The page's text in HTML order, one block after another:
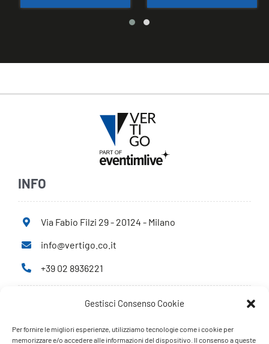
Gestisci Consenso Cookie
Per fornire le migliori esperienze, utilizziamo tecnologie come i cookie per
memorizzare e/o accedere alle informazioni del dispositivo. Il consenso a queste
INFO
Via Fabio Filzi 29 - 20124 - Milano
info@vertigo.co.it
+39 02 8936221
Privacy Policy
Cookie Policy